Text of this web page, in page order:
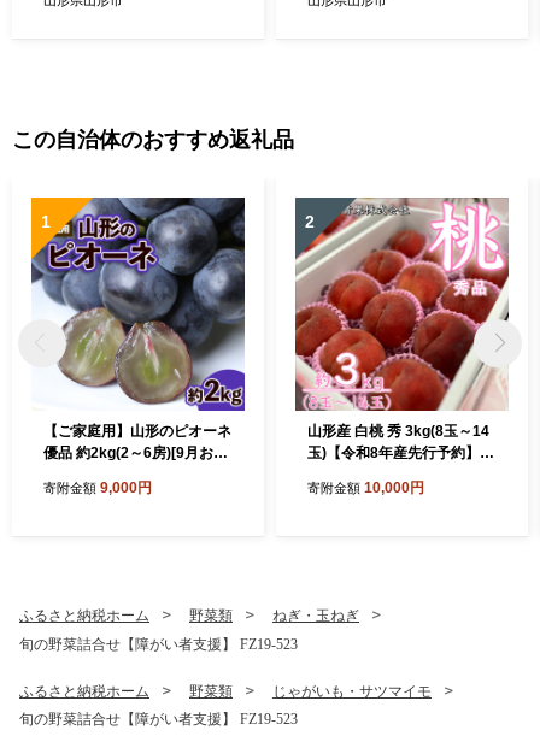
この自治体のおすすめ返礼品
1
【ご家庭用】山形のピオーネ
優品 約2kg(2～6房)[9月お届
S23-645 くだもの 果物 フル
寄附金額 9,000円
2
山形産 白桃 秀 3kg(8玉～14
玉)【令和8年産先行予約】F
寄附金額 10,000円
ふるさと納税ホーム 野菜類
ねぎ・玉ねぎ
旬の野菜詰合せ【障がい者支援】 FZ19-523
ふるさと納税ホーム 野菜類
じゃがいも・サツマイモ
旬の野菜詰合せ【障がい者支援】 FZ19-523